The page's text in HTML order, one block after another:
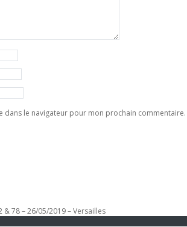
dans le navigateur pour mon prochain commentaire.